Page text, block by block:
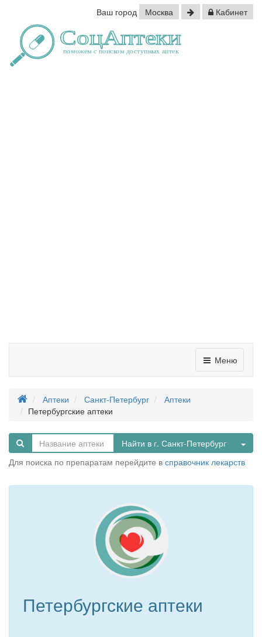
Ваш город Москва Кабинет
Меню
Аптеки Санкт-Петербург
Аптеки
Петербургские аптеки
Найти в г. Санкт-Петербург
Для поиска по препаратам перейдите в справочник лекарств
Петербургские аптеки